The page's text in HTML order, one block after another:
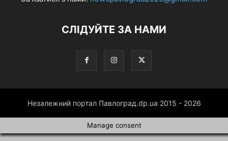
СЛІДУЙТЕ ЗА НАМИ
Незалежний портал Павлоград.dp.ua 2015 - 2026
Manage consent